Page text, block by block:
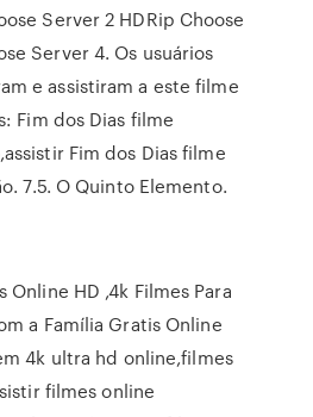
Server 2 HDRip Choose
Server 4. Os usuários
e assistiram a este filme
Fim dos Dias filme
Fim dos Dias filme
7.5. O Quinto Elemento.
Online HD ,4k Filmes Para
a Família Gratis Online
4k ultra hd online,filmes
filmes online